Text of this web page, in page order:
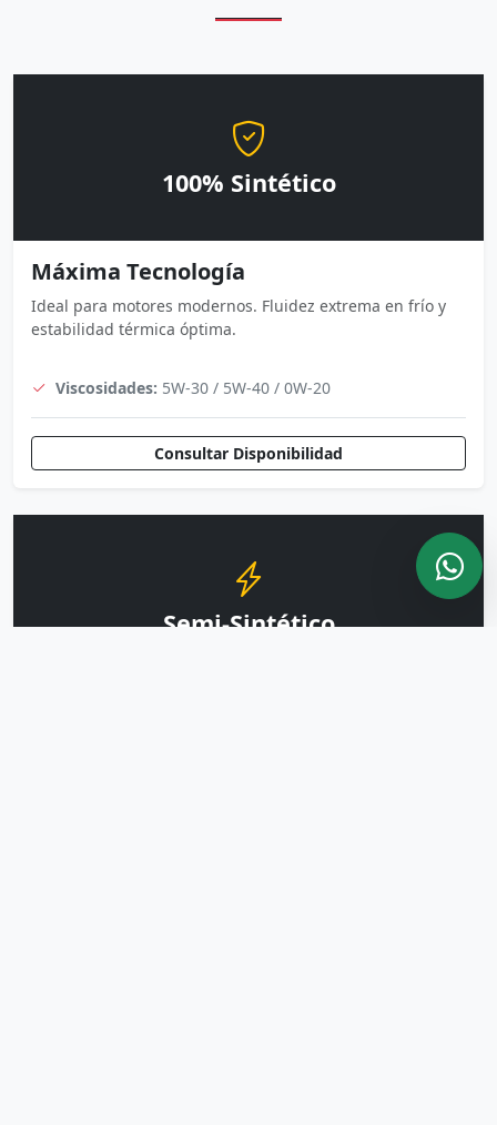
100% Sintético
Máxima Tecnología
Ideal para motores modernos. Fluidez extrema en frío y
estabilidad térmica óptima.
Viscosidades: 5W-30 / 5W-40 / 0W-20
Consultar Disponibilidad
Semi-Sintético